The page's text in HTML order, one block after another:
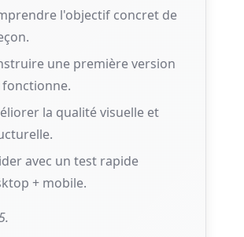
l'objectif concret de
une première version
la qualité visuelle et
avec un test rapide
+ mobile.